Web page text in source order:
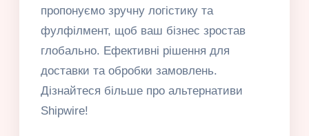
пропонуємо зручну логістику та
фулфілмент, щоб ваш бізнес зростав
глобально. Ефективні рішення для
доставки та обробки замовлень.
Дізнайтеся більше про альтернативи
Shipwire!